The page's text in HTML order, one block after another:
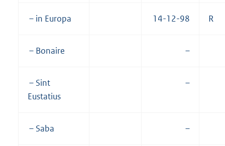
– in Europa 14-12-98 R
– Bonaire –
– Sint
Eustatius
–
– Saba –